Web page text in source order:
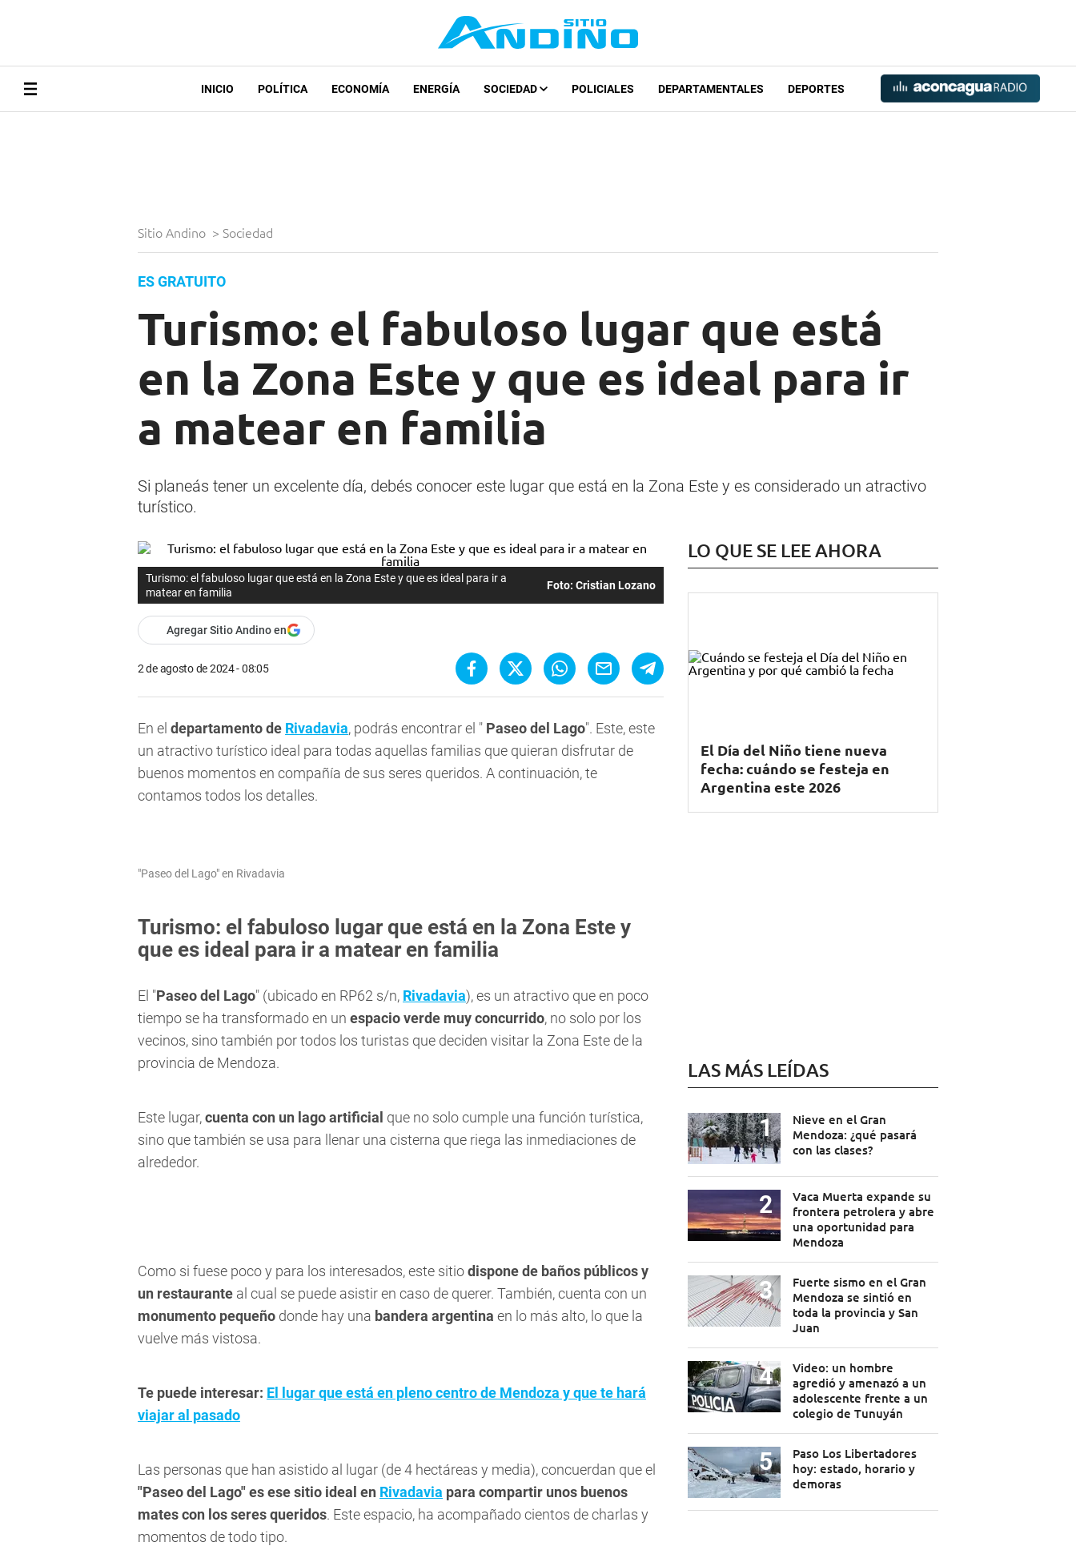
INICIO POLÍTICA ECONOMÍA ENERGÍA SOCIEDAD POLICIALES DEPARTAMENTALES DEPORTES
Sitio Andino > Sociedad
ES GRATUITO
Turismo: el fabuloso lugar que está
en la Zona Este y que es ideal para ir
a matear en familia
Si planeás tener un excelente día, debés conocer este lugar que está en la Zona Este y es considerado un atractivo
turístico.
Turismo: el fabuloso lugar que está en la Zona Este y que es ideal para ir a
matear en familia
Foto: Cristian Lozano
Agregar Sitio Andino en
2 de agosto de 2024 - 08:05
En el departamento de Rivadavia, podrás encontrar el " Paseo del Lago". Este, este
un atractivo turístico ideal para todas aquellas familias que quieran disfrutar de
buenos momentos en compañía de sus seres queridos. A continuación, te
contamos todos los detalles.
"Paseo del Lago" en Rivadavia
Turismo: el fabuloso lugar que está en la Zona Este y
que es ideal para ir a matear en familia
El "Paseo del Lago" (ubicado en RP62 s/n, Rivadavia), es un atractivo que en poco
tiempo se ha transformado en un espacio verde muy concurrido, no solo por los
vecinos, sino también por todos los turistas que deciden visitar la Zona Este de la
provincia de Mendoza.
Este lugar,cuenta con un lago artificial que no solo cumple una función turística,
sino que también se usa para llenar una cisterna que riega las inmediaciones de
alrededor.
Como si fuese poco y para los interesados, este sitiodispone de baños públicos y
un restaurante al cual se puede asistir en caso de querer. También, cuenta con un
monumento pequeño donde hay una bandera argentina en lo más alto, lo que la
vuelve más vistosa.
Te puede interesar: El lugar que está en pleno centro de Mendoza y que te hará
viajar al pasado
Las personas que han asistido al lugar (de 4 hectáreas y media), concuerdan que el
"Paseo del Lago" es ese sitio ideal en Rivadavia para compartir unos buenos
mates con los seres queridos. Este espacio, ha acompañado cientos de charlas y
momentos de todo tipo.
LO QUE SE LEE AHORA
El Día del Niño tiene nueva
fecha: cuándo se festeja en
Argentina este 2026
LAS MÁS LEÍDAS
Nieve en el Gran
Mendoza: ¿qué pasará
con las clases?
Vaca Muerta expande su
frontera petrolera y abre
una oportunidad para
Mendoza
Fuerte sismo en el Gran
Mendoza se sintió en
toda la provincia y San
Juan
Video: un hombre
agredió y amenazó a un
adolescente frente a un
colegio de Tunuyán
Paso Los Libertadores
hoy: estado, horario y
demoras